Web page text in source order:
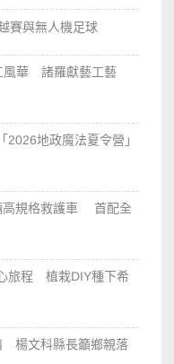
賽與無人機足球
風華 諸羅獻藝工藝
2026地政魔法夏令營」
高規格救護車 首配全
旅程 植栽DIY種下希
楊文科縣長籲鄉親落